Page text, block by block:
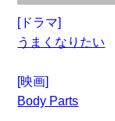
[ドラマ]
うまくなりたい
[映画]
Body Parts